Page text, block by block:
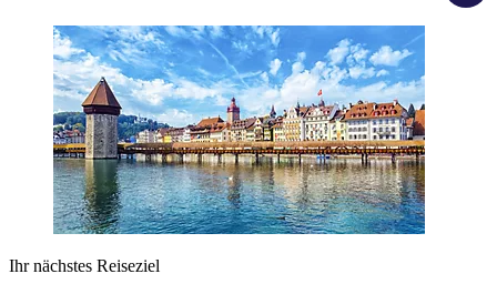
Ihr nächstes Reiseziel